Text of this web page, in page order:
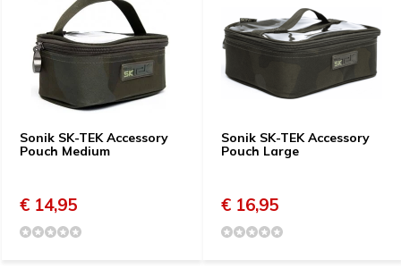
Sonik SK-TEK Accessory
Pouch Medium
€ 14,95
Sonik SK-TEK Accessory
Pouch Large
€ 16,95